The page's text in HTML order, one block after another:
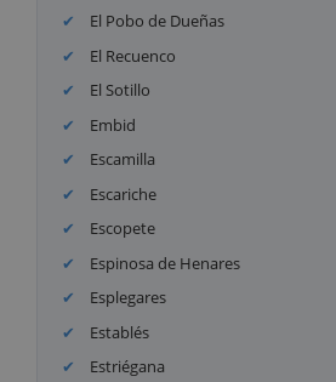
El Pobo de Dueñas
El Recuenco
El Sotillo
Embid
Escamilla
Escariche
Escopete
Espinosa de Henares
Esplegares
Establés
Estriégana